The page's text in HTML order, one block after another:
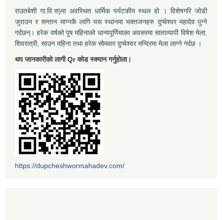
राउतबेशी गा.वि.स)मा अवस्थित धार्मिक पर्यटकीय स्थल हो । विशेषगरि जोडी
जुराउन र सन्तान माग्नकै लागि यस स्थानमा भक्तजनहरु दुप्चेश्वर महादेव पुग्ने
गर्दछन्। हरेक वर्षको पुष महिनाको धान्यपूर्णिमाका अवसरमा साताव्यापी विषेश मेला,
शिवरात्री, साउन महिना तथा हरेक सोमवार दुप्चेश्वर मन्दिरमा मेला लाग्ने गर्दछ ।
थप जानकारीको लागी Qr कोड स्क्यान गर्नुहोला।
https://dupcheshwormahadev.com/